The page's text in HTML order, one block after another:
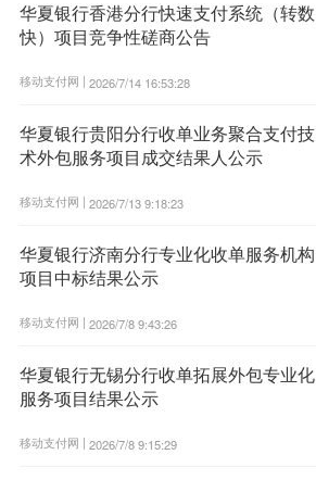
华夏银行香港分行快速支付系统（转数
快）项目竞争性磋商公告
移动支付网 | 2026/7/14 16:53:28
华夏银行贵阳分行收单业务聚合支付技
术外包服务项目成交结果人公示
移动支付网 | 2026/7/13 9:18:23
华夏银行济南分行专业化收单服务机构
项目中标结果公示
移动支付网 | 2026/7/8 9:43:26
华夏银行无锡分行收单拓展外包专业化
服务项目结果公示
移动支付网 | 2026/7/8 9:15:29